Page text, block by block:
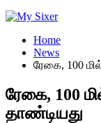
Home
News
ரேகை, 100
ரேகை, 100
தாண்டியது